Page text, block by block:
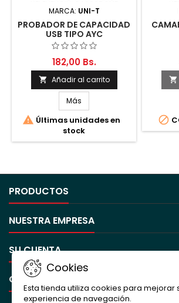
MARCA: UNI-T
PROBADOR DE CAPACIDAD
USB TIPO AYC
182,00 Bs.
 Añadir al carrito
Más
 Últimas unidades en
stock


PRODUCTOS
NUESTRA EMPRESA
SU CUENTA
CONTACTO
Cookies
Esta tienda utiliza cookies para mejorar
experiencia de navegación.